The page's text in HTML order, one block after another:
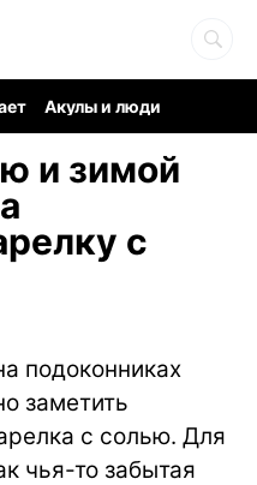
Акулы и люди
и зимой
с
подоконниках
заметить
с солью. Для
чья-то забытая